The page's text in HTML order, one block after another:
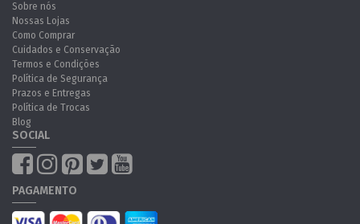
Sobre nós
Nossas Lojas
Como Comprar
Cuidados e Conservação
Termos e Condições
Política de Segurança
Prazos e Entregas
Política de Trocas
Blog
SOCIAL
PAGAMENTO